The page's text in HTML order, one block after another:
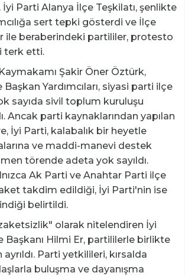
Parti Alanya İlçe Teşkilatı, şenlikte
sert tepki gösterdi ve İlçe
ile beraberindeki partililer, protesto
terk etti.
Şakir Öner Öztürk,
Yardımcıları, siyasi parti ilçe
sayıda sivil toplum kuruluşu
Ancak parti kaynaklarından yapılan
İyi Parti, kalabalık bir heyetle
ve maddi-manevi destek
törende adeta yok sayıldı.
Ak Parti ve Anahtar Parti ilçe
takdim edildiği, İyi Parti'nin ise
belirtildi.
olarak nitelendiren İyi
Başkanı Hilmi Er, partililerle birlikte
ayrıldı. Parti yetkilileri, kırsalda
buluşma ve dayanışma